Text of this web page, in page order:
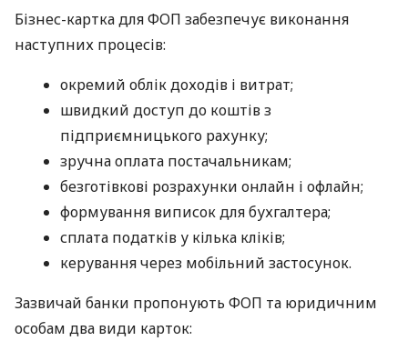
Бізнес-картка для ФОП забезпечує виконання
наступних процесів:
окремий облік доходів і витрат;
швидкий доступ до коштів з
підприємницького рахунку;
зручна оплата постачальникам;
безготівкові розрахунки онлайн і офлайн;
формування виписок для бухгалтера;
сплата податків у кілька кліків;
керування через мобільний застосунок.
Зазвичай банки пропонують ФОП та юридичним
особам два види карток: